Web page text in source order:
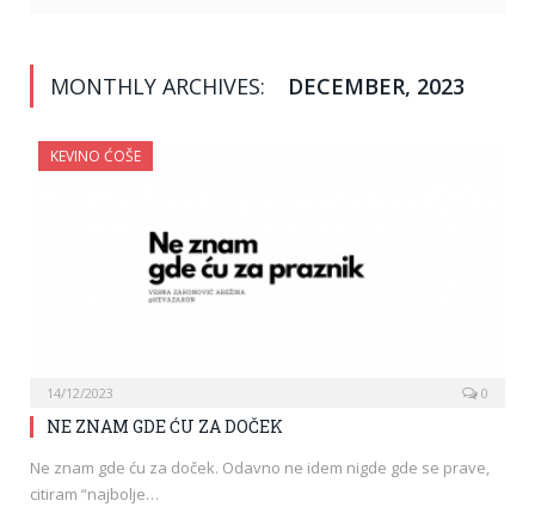
MONTHLY ARCHIVES: DECEMBER, 2023
KEVINO ĆOŠE
14/12/2023 0
NE ZNAM GDE ĆU ZA DOČEK
Ne znam gde ću za doček. Odavno ne idem nigde gde se prave,
citiram “najbolje…